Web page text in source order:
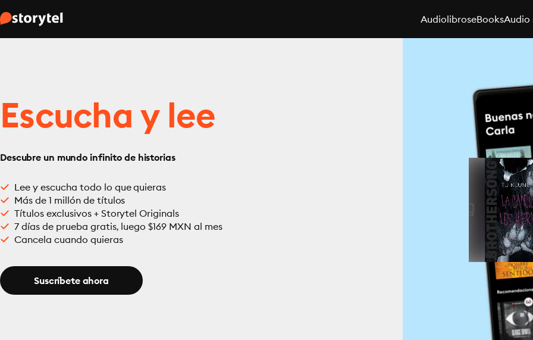
AudiolibroseBooksAudio
Escucha y lee
Descubre un mundo infinito de historias
Lee y escucha todo lo que quieras
Más de 1 millón de títulos
Títulos exclusivos + Storytel Originals
7 días de prueba gratis, luego $169 MXN al mes
Cancela cuando quieras
Suscríbete ahora